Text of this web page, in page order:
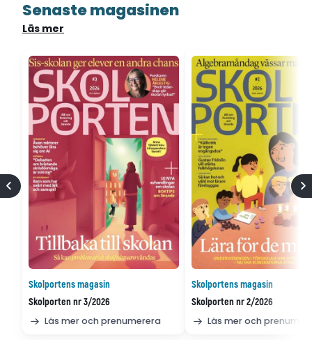
Senaste magasinen
Läs mer
Skolportens magasin
Skolporten nr 3/2026
Läs mer och prenumerera
Skolportens magasin
Skolporten nr 2/2026
Läs mer och